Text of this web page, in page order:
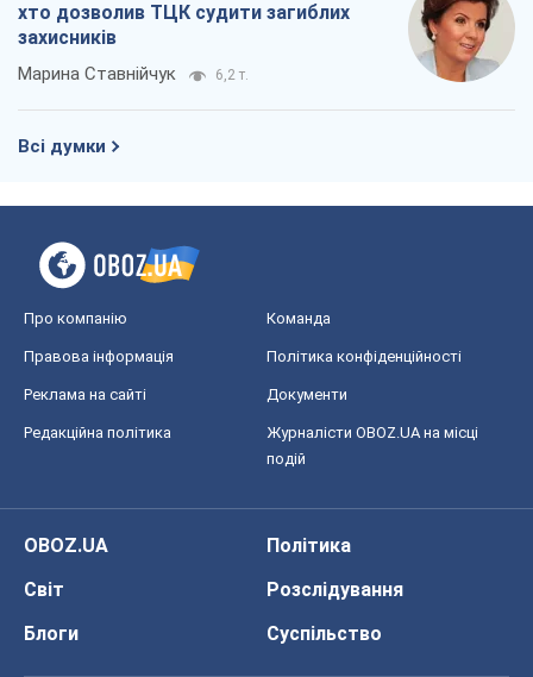
хто дозволив ТЦК судити загиблих
захисників
Марина Ставнійчук 6,2 т.
Всі думки
Про компанію Команда
Правова інформація Політика конфіденційності
Реклама на сайті Документи
Редакційна політика
Журналісти OBOZ.UA на місці
подій
OBOZ.UA
Політика
Світ
Розслідування
Блоги
Суспільство